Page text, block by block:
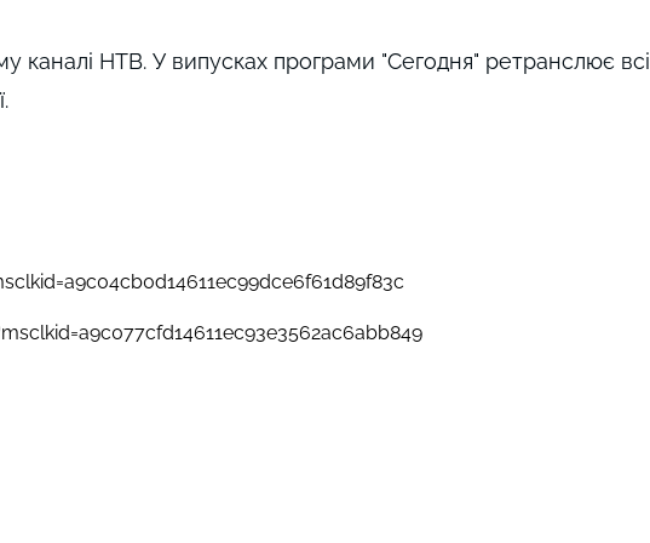
каналі НТВ. У випусках програми "Сегодня" ретранслює всі